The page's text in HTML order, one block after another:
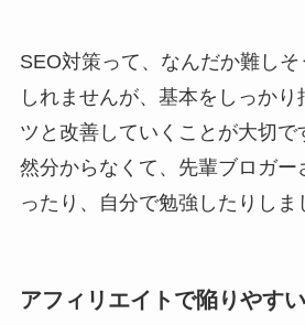
SEO対策って、なんだか難し
しれませんが、基本をしっかり
ツと改善していくことが大切で
然分からなくて、先輩ブロガー
ったり、自分で勉強したりしま
アフィリエイトで陥りやす